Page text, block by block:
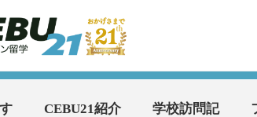
CEBU21紹介 学校訪問記